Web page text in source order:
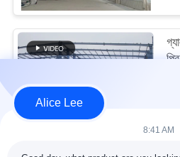
Alice Lee
8:41 AM